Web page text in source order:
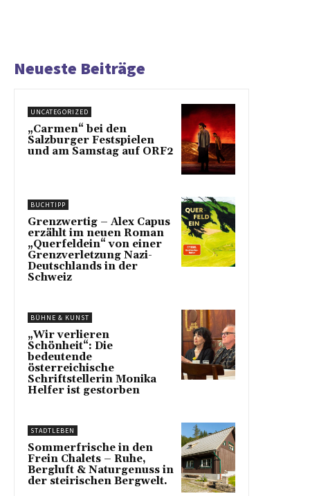
Neueste Beiträge
UNCATEGORIZED
„Carmen“ bei den
Salzburger Festspielen
und am Samstag auf ORF2
BUCHTIPP
Grenzwertig – Alex Capus
erzählt im neuen Roman
„Querfeldein“ von einer
Grenzverletzung Nazi-
Deutschlands in der
Schweiz
BÜHNE & KUNST
„Wir verlieren
Schönheit“: Die
bedeutende
österreichische
Schriftstellerin Monika
Helfer ist gestorben
STADTLEBEN
Sommerfrische in den
Frein Chalets – Ruhe,
Bergluft & Naturgenuss in
der steirischen Bergwelt.